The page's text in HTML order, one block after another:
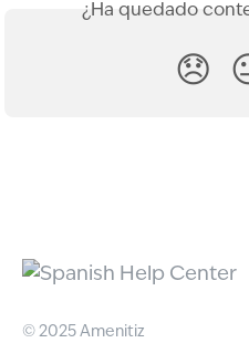
¿Ha quedado
😞
© 2025 Amenitiz